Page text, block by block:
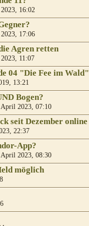
16:02
17:06
Agren retten
11:07
04 "Die Fee im Wald"
13:21
Bogen?
2023, 07:10
seit Dezember online
22:37
App?
2023, 08:30
möglich